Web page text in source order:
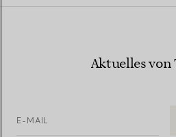
Aktuelles von
E-MAIL